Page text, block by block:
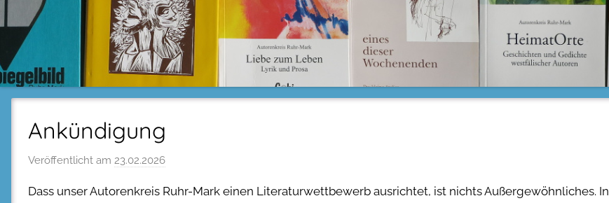
Ankündigung
Veröffentlicht am 23.02.2026
Dass unser Autorenkreis Ruhr-Mark einen Literaturwettbewerb ausrichtet, ist nichts Außergewöhnliches. In